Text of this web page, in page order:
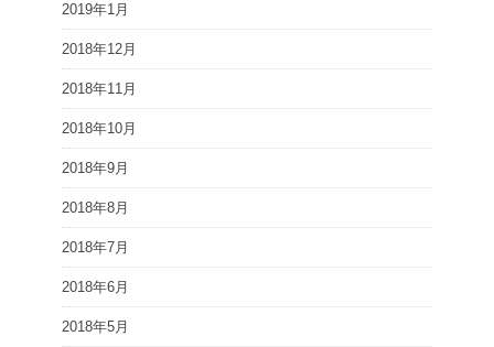
2019年1月
2018年12月
2018年11月
2018年10月
2018年9月
2018年8月
2018年7月
2018年6月
2018年5月